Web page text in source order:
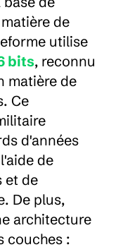
de
bits, reconnu
matière de
Ce
d'années
de
et de
De plus,
architecture
couches :